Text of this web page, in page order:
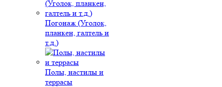
Погонаж (Уголок,
планкен, галтель и
т.д.)
Полы, настилы и
террасы